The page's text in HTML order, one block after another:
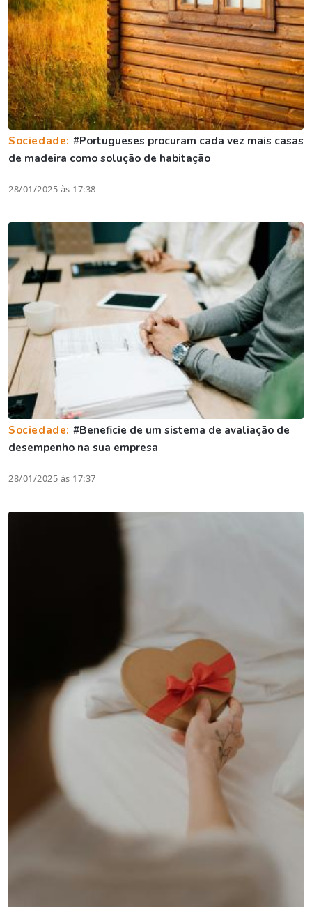
Sociedade: #Portugueses procuram cada vez mais casas
de madeira como solução de habitação
28/01/2025 às 17:38
Sociedade: #Beneficie de um sistema de avaliação de
desempenho na sua empresa
28/01/2025 às 17:37